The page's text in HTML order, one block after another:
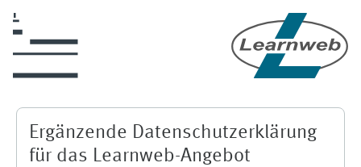
Ergänzende Datenschutzerklärung
für das Learnweb-Angebot